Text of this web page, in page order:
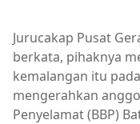
Jurucakap Pusat
berkata, pihaknya
kemalangan itu
mengerahkan
Penyelamat (BBP)